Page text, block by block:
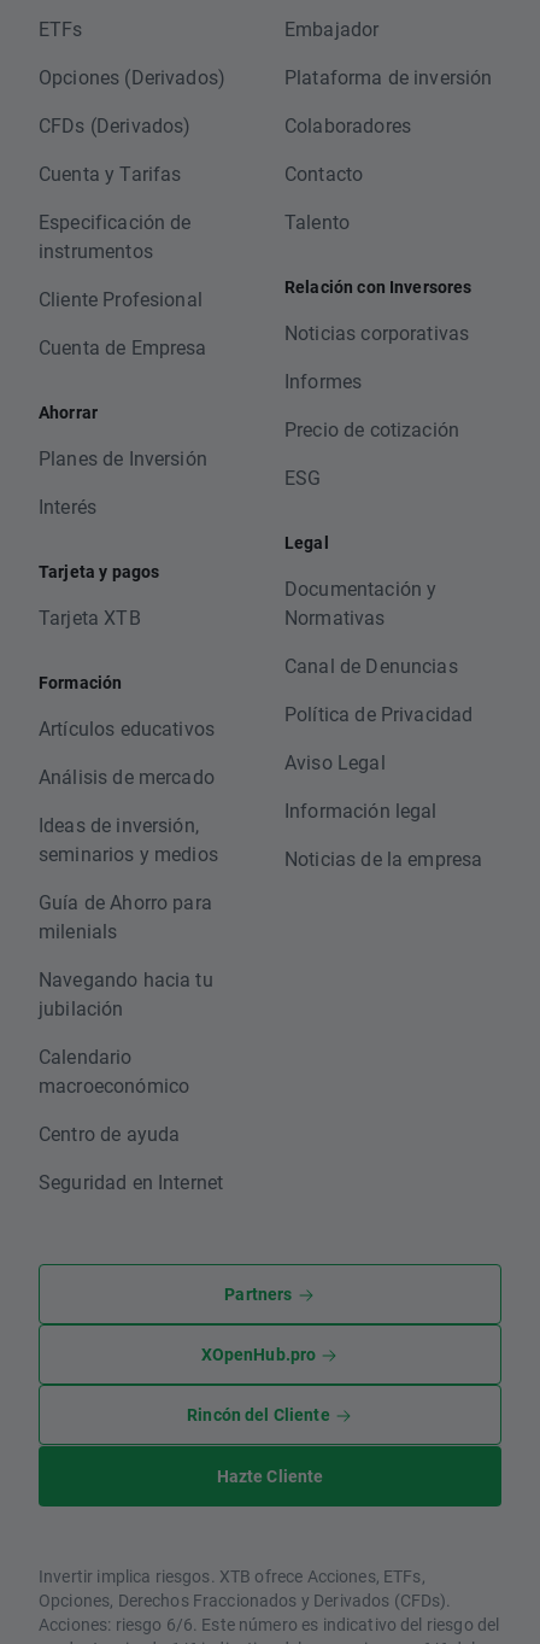
ETFs
Opciones (Derivados)
CFDs (Derivados)
Cuenta y Tarifas
Especificación de
instrumentos
Cliente Profesional
Cuenta de Empresa
Ahorrar
Planes de Inversión
Interés
Tarjeta y pagos
Tarjeta XTB
Formación
Artículos educativos
Análisis de mercado
Ideas de inversión,
seminarios y medios
Guía de Ahorro para
milenials
Navegando hacia tu
jubilación
Calendario
macroeconómico
Centro de ayuda
Seguridad en Internet
Embajador
Plataforma de inversión
Colaboradores
Contacto
Talento
Relación con Inversores
Noticias corporativas
Informes
Precio de cotización
ESG
Legal
Documentación y
Normativas
Canal de Denuncias
Política de Privacidad
Aviso Legal
Información legal
Noticias de la empresa
Partners
XOpenHub.pro
Rincón del Cliente
Hazte Cliente
Invertir implica riesgos. XTB ofrece Acciones, ETFs,
Opciones, Derechos Fraccionados y Derivados (CFDs).
Acciones: riesgo 6/6. Este número es indicativo del riesgo del